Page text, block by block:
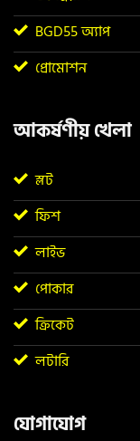
BGD55 অ্যাপ
প্রোমোশন
আকর্ষণীয় খেলা
স্লট
ফিশ
লাইভ
পোকার
ক্রিকেট
লটারি
যোগাযোগ